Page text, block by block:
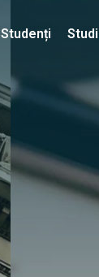
Despre